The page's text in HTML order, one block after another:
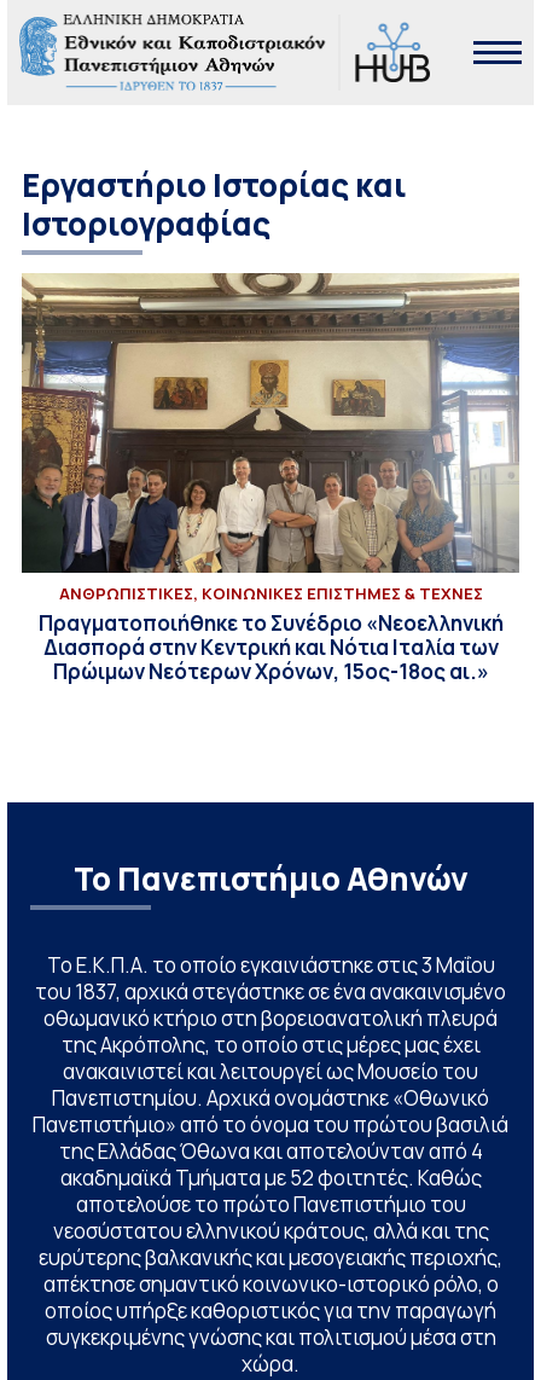
Εργαστήριο Ιστορίας και
Ιστοριογραφίας
ΑΝΘΡΩΠΙΣΤΙΚΕΣ, ΚΟΙΝΩΝΙΚΕΣ ΕΠΙΣΤΗΜΕΣ & ΤΕΧΝΕΣ
Πραγματοποιήθηκε το Συνέδριο «Νεοελληνική
Διασπορά στην Κεντρική και Νότια Ιταλία των
Πρώιμων Νεότερων Χρόνων, 15ος-18ος αι.»
Το Πανεπιστήμιο Αθηνών
Το Ε.Κ.Π.Α. το οποίο εγκαινιάστηκε στις 3 Μαΐου
του 1837, αρχικά στεγάστηκε σε ένα ανακαινισμένο
οθωμανικό κτήριο στη βορειοανατολική πλευρά
της Ακρόπολης, το οποίο στις μέρες μας έχει
ανακαινιστεί και λειτουργεί ως Μουσείο του
Πανεπιστημίου. Αρχικά ονομάστηκε «Οθωνικό
Πανεπιστήμιο» από το όνομα του πρώτου βασιλιά
της Ελλάδας Όθωνα και αποτελούνταν από 4
ακαδημαϊκά Τμήματα με 52 φοιτητές. Καθώς
αποτελούσε το πρώτο Πανεπιστήμιο του
νεοσύστατου ελληνικού κράτους, αλλά και της
ευρύτερης βαλκανικής και μεσογειακής περιοχής,
απέκτησε σημαντικό κοινωνικο-ιστορικό ρόλο, ο
οποίος υπήρξε καθοριστικός για την παραγωγή
συγκεκριμένης γνώσης και πολιτισμού μέσα στη
χώρα.